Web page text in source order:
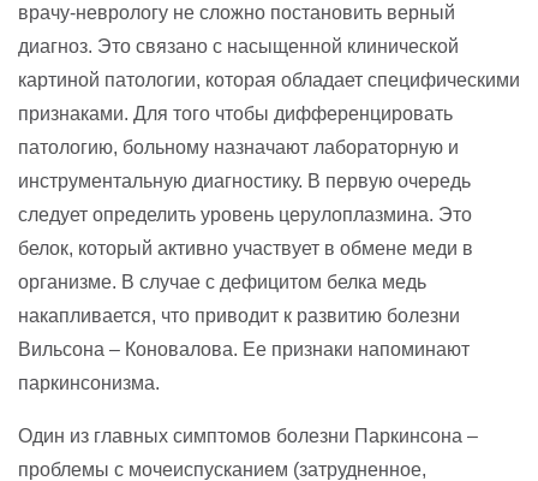
врачу-неврологу не сложно постановить верный
диагноз. Это связано с насыщенной клинической
картиной патологии, которая обладает специфическими
признаками. Для того чтобы дифференцировать
патологию, больному назначают лабораторную и
инструментальную диагностику. В первую очередь
следует определить уровень церулоплазмина. Это
белок, который активно участвует в обмене меди в
организме. В случае с дефицитом белка медь
накапливается, что приводит к развитию болезни
Вильсона – Коновалова. Ее признаки напоминают
паркинсонизма.
Один из главных симптомов болезни Паркинсона –
проблемы с мочеиспусканием (затрудненное,